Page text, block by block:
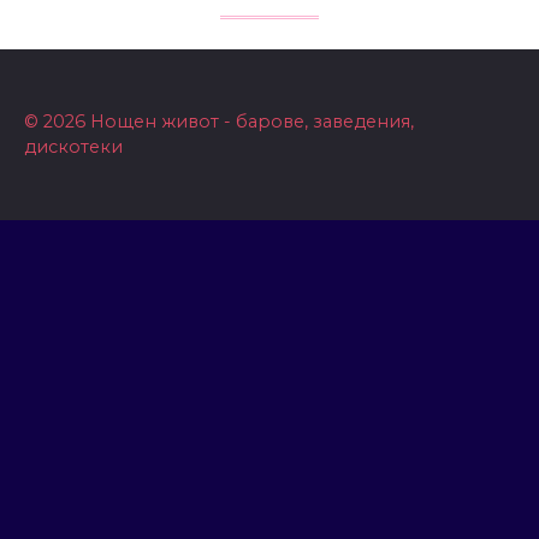
© 2026 Нощен живот - барове, заведения,
дискотеки